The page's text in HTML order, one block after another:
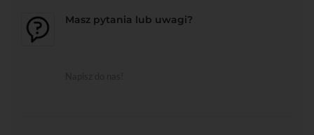
Masz pytania lub uwagi?